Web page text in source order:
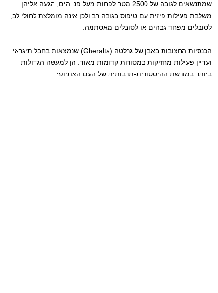
שמתנשאים לגובה של 2500 מטר לפחות מעל פני הים, הגעה אליהן
משלבת פעילות פיזית עם טיפוס בגובה רב ולכן אינה מומלצת לחולי לב,
לסובלים מפחד גבהים או לסובלים מאסתמה.
הכנסיות החצובות באבן של גרלטה (Gheralta) שנמצאות בחבל תיגראי
ועדיין פעילות מחזיקות במסורות קדומות מאוד. הן למעשה הגדולות
ביותר במורשת ההיסטורית-תרבותית של העם האתיופי.